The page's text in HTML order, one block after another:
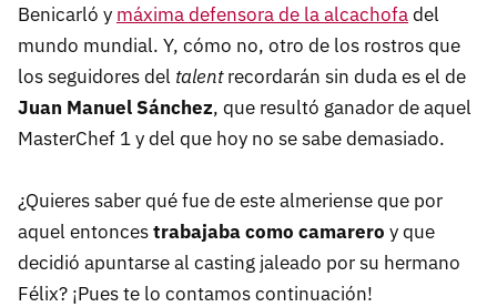
Benicarló y máxima defensora de la alcachofadel
mundo mundial. Y, cómo no, otro de los rostros que
los seguidores del talentrecordarán sin duda es el de
Juan Manuel Sánchez, que resultó ganador de aquel
MasterChef 1 y del que hoy no se sabe demasiado.
¿Quieres saber qué fue de este almeriense que por
aquel entoncestrabajaba como camarero y que
decidió apuntarse al casting jaleado por su hermano
Félix? ¡Pues te lo contamos continuación!